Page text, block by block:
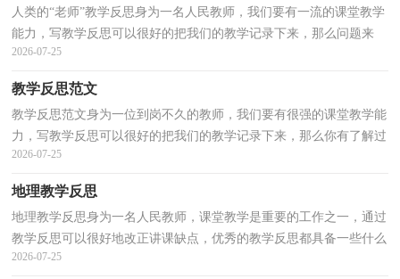
人类的“老师”教学反思身为一名人民教师，我们要有一流的课堂教学
能力，写教学反思可以很好的把我们的教学记录下来，那么问题来
了，教学反思应该怎么写？下面是小编为大家收集的人类...
2026-07-25
教学反思范文
教学反思范文身为一位到岗不久的教师，我们要有很强的课堂教学能
力，写教学反思可以很好的把我们的教学记录下来，那么你有了解过
教学反思吗？下面是小编精心整理的教学反思范文，欢迎...
2026-07-25
地理教学反思
地理教学反思身为一名人民教师，课堂教学是重要的工作之一，通过
教学反思可以很好地改正讲课缺点，优秀的教学反思都具备一些什么
特点呢？下面是小编整理的地理教学反思，供大家参考借...
2026-07-25